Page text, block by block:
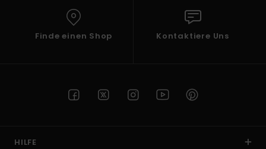
Finde einen Shop Kontaktiere Uns
HILFE